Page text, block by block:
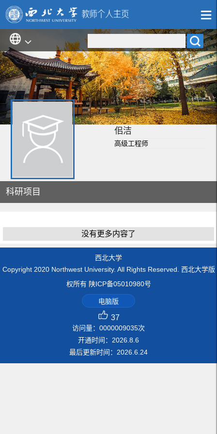
佀洁
高级工程师
科研项目
没有更多内容了
西北大学
Copyright 2020 Northwest University. All Rights Reserved. 西北大学版
权所有 陕ICP备05010980号
电脑版
37
访问量： 0000009035次
开通时间： 2026 8 6
最后更新时间： 2026 6 24